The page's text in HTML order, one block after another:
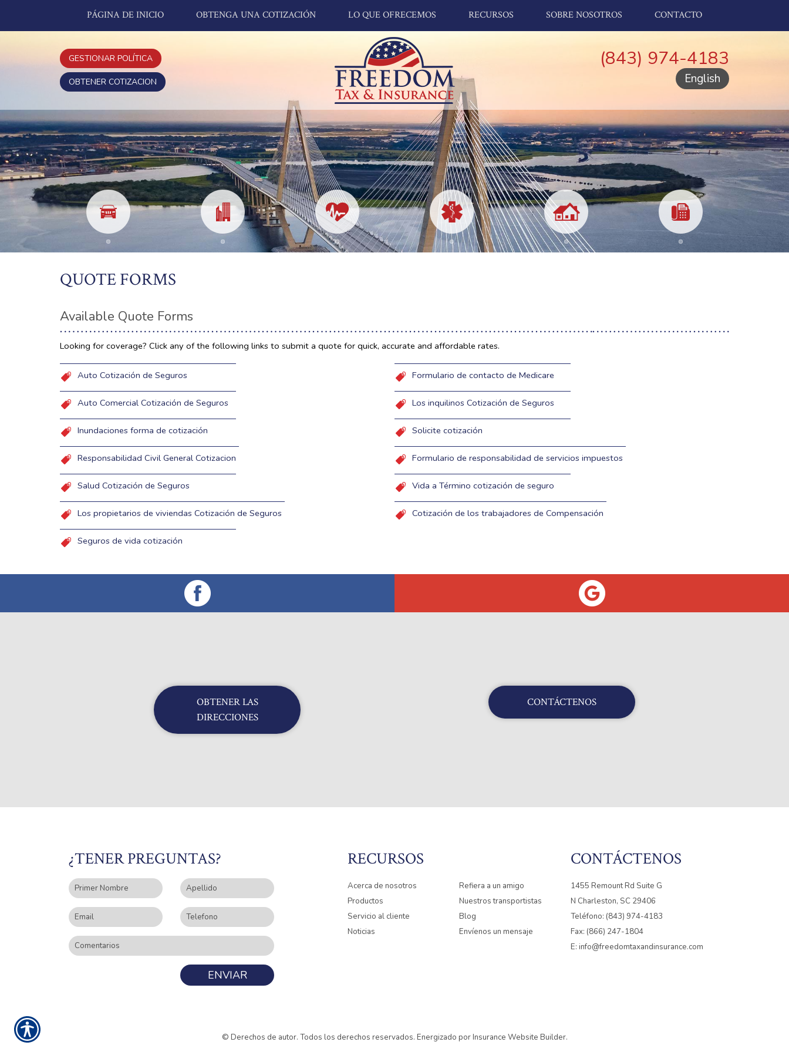
PÁGINA DE INICIO OBTENGA UNA COTIZACIÓN LO QUE OFRECEMOS RECURSOS SOBRE NOSOTROS CONTACTO
GESTIONAR POLÍTICA
OBTENER COTIZACION
(843) 974-4183
English
QUOTE FORMS
Available Quote Forms
Looking for coverage? Click any of the following links to submit a quote for quick, accurate and affordable rates.
Auto Cotización de Seguros
Auto Comercial Cotización de Seguros
Inundaciones forma de cotización
Responsabilidad Civil General Cotizacion
Salud Cotización de Seguros
Los propietarios de viviendas Cotización de Seguros
Seguros de vida cotización
Formulario de contacto de Medicare
Los inquilinos Cotización de Seguros
Solicite cotización
Formulario de responsabilidad de servicios impuestos
Vida a Término cotización de seguro
Cotización de los trabajadores de Compensación
OBTENER LAS
DIRECCIONES
CONTÁCTENOS
¿TENER PREGUNTAS?
ENVIAR
RECURSOS
Acerca de nosotros
Productos
Servicio al cliente
Noticias
Refiera a un amigo
Nuestros transportistas
Blog
Envíenos un mensaje
CONTÁCTENOS
1455 Remount Rd Suite G
N Charleston, SC 29406
Teléfono: (843) 974-4183
Fax: (866) 247-1804
E: info@freedomtaxandinsurance.com
© Derechos de autor. Todos los derechos reservados. Energizado porInsurance Website Builder.